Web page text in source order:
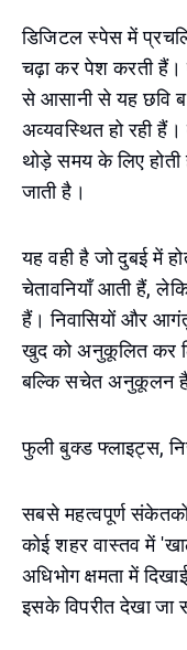
डिजिटल स्पेस में
चढ़ा कर पेश करती हैं।
से आसानी से यह छवि
अव्यवस्थित हो रही
थोड़े समय के लिए होती
जाती है।
यह वही है जो दुबई में
चेतावनियाँ आती हैं,
हैं। निवासियों और
खुद को अनुकूलित कर
बल्कि सचेत अनुकूलन
फुली बुक्ड फ्लाइट्स,
सबसे महत्वपूर्ण
कोई शहर वास्तव में
अधिभोग क्षमता में
इसके विपरीत देखा जा